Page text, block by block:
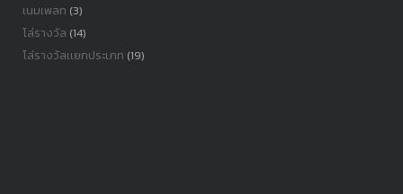
เนมเพลท (3)
โล่รางวัล (14)
โล่รางวัลเเยกประเภท (19)